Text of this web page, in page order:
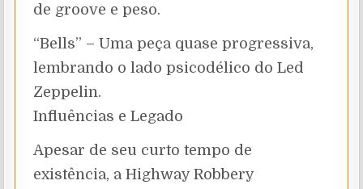
de groove e peso.
“Bells” – Uma peça quase progressiva,
lembrando o lado psicodélico do Led
Zeppelin.
Influências e Legado
Apesar de seu curto tempo de
existência, a Highway Robbery